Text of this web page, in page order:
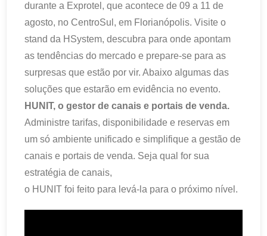
durante a Exprotel, que acontece de 09 a 11 de
agosto, no CentroSul, em Florianópolis. Visite o
stand da HSystem, descubra para onde apontam
as tendências do mercado e prepare-se para as
surpresas que estão por vir. Abaixo algumas das
soluções que estarão em evidência no evento.
HUNIT, o gestor de canais e portais de venda.
Administre tarifas, disponibilidade e reservas em
um só ambiente unificado e simplifique a gestão de
canais e portais de venda. Seja qual for sua
estratégia de canais,
o HUNIT foi feito para levá-la para o próximo nível.